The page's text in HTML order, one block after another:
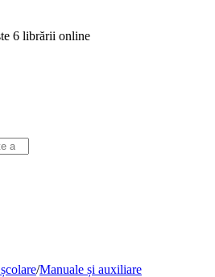
6 librării online
/Manuale și auxiliare